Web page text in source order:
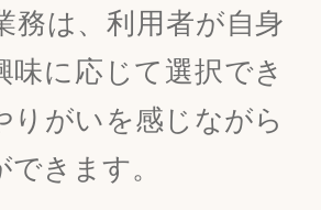
務は、利用者が自身
味に応じて選択でき
りがいを感じながら
きます。